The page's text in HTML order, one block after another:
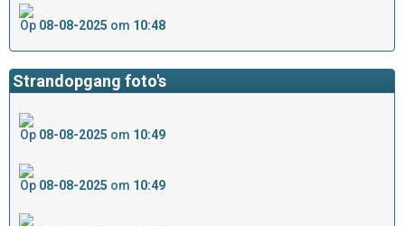
Op 08-08-2025 om 10:48
Strandopgang foto's
Op 08-08-2025 om 10:49
Op 08-08-2025 om 10:49